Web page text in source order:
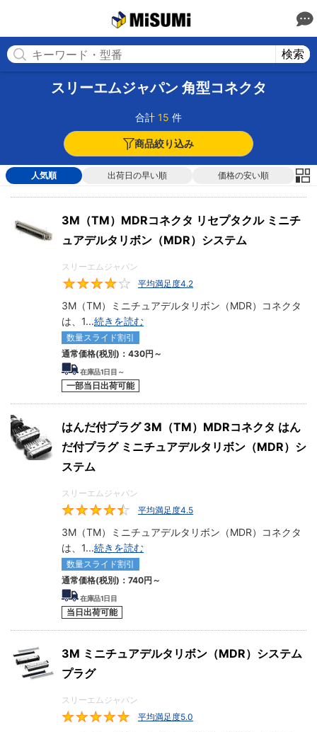
検索
スリーエムジャパン 角型コネクタ
合計 15 件
商品絞り込み
人気順 出荷日の早い順 価格の安い順
3M（TM）MDRコネクタ リセプタクル ミニチ
ュアデルタリボン（MDR）システム
スリーエムジャパン
平均満足度4.2
3M（TM）ミニチュアデルタリボン（MDR）コネクタ
は、1...続きを読む
数量スライド割引
通常価格(税別)： 430円 ～
在庫品1日目～
一部当日出荷可能
はんだ付プラグ 3M（TM）MDRコネクタ はん
だ付プラグ ミニチュアデルタリボン（MDR）シ
ステム
スリーエムジャパン
平均満足度4.5
3M（TM）ミニチュアデルタリボン（MDR）コネクタ
は、1...続きを読む
数量スライド割引
通常価格(税別)： 740円 ～
在庫品1日目
当日出荷可能
3M ミニチュアデルタリボン（MDR）システム
プラグ
スリーエムジャパン
平均満足度5.0